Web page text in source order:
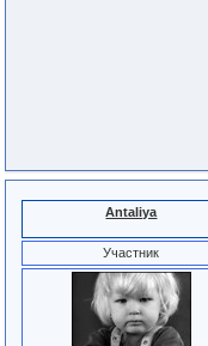
Antaliya
Участник